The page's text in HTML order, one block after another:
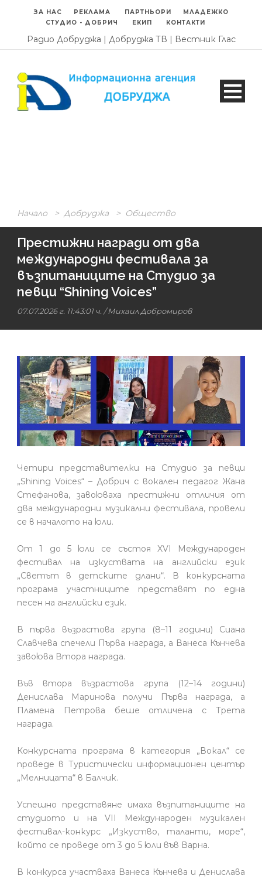
ЗА НАС РЕКЛАМА ПАРТНЬОРИ
МЛАДЕЖКО
СТУДИО - ДОБРИЧ
ЕКИП КОНТАКТИ
Радио Добруджа | Добруджа ТВ | Вестник Глас
Начало > Добруджа > Общество
Престижни награди от два
международни фестивала за
възпитаниците на Студио за
певци “Shining Voices”
07.07.2026 г. 11:43:01 ч. /Михаил Добромиров
Четири представителки на Студио за певци
„Shining Voices“ – Добрич с вокален педагог Жана
Стефанова, завоюваха престижни отличия от
два международни музикални фестивала, провели
се в началото на юли.
От 1 до 5 юли се състоя XVI Международен
фестивал на изкуствата на английски език
„Светът в детските длани“. В конкурсната
програма участниците представят по една
песен на английски език.
В първа възрастова група (8–11 години) Сиана
Славчева спечели Първа награда, а Ванеса Кънчева
завоюва Втора награда.
Във втора възрастова група (12–14 години)
Денислава Маринова получи Първа награда, а
Пламена Петрова беше отличена с Трета
награда.
Конкурсната програма в категория „Вокал“ се
проведе в Туристически информационен център
„Мелницата“ в Балчик.
Успешно представяне имаха възпитаниците на
студиото и на VII Международен музикален
фестивал-конкурс „Изкуство, таланти, море“,
който се проведе от 3 до 5 юли във Варна.
В конкурса участваха Ванеса Кънчева и Денислава